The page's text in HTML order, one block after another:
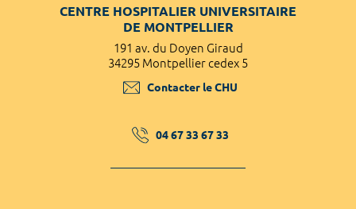
CENTRE HOSPITALIER UNIVERSITAIRE
DE MONTPELLIER
191 av. du Doyen Giraud
34295 Montpellier cedex 5
Contacter le CHU
04 67 33 67 33